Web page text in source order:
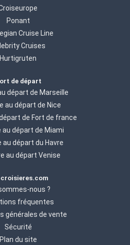
Ponant
Cruise Line
Cruises
Hurtigruten
de départ
départ de Marseille
au départ de Nice
de Fort de france
au départ de Miami
au départ du Havre
au départ Venise
nous ?
fréquentes
générales de vente
Sécurité
Plan du site